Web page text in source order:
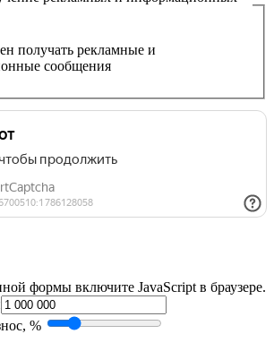
получать рекламные и
сообщения
формы включите JavaScript в браузере.
%